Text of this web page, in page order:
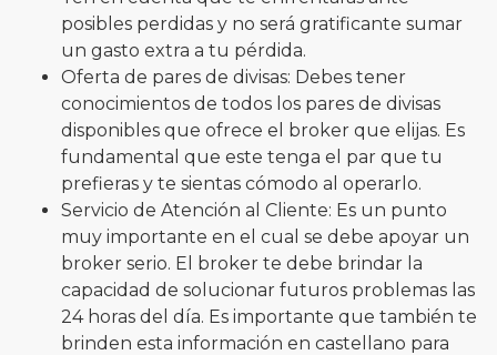
posibles perdidas y no será gratificante sumar
un gasto extra a tu pérdida.
Oferta de pares de divisas: Debes tener
conocimientos de todos los pares de divisas
disponibles que ofrece el broker que elijas. Es
fundamental que este tenga el par que tu
prefieras y te sientas cómodo al operarlo.
Servicio de Atención al Cliente: Es un punto
muy importante en el cual se debe apoyar un
broker serio. El broker te debe brindar la
capacidad de solucionar futuros problemas las
24 horas del día. Es importante que también te
brinden esta información en castellano para